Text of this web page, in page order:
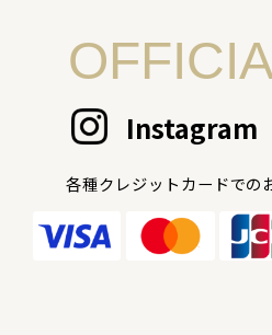
Instagram
各種クレジットカードでの